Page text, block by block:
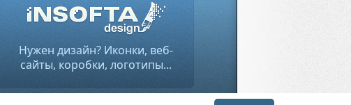
Нужен дизайн? Иконки, веб-
сайты, коробки, логотипы...